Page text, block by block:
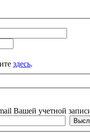
Нажмите здесь.
Вашей учетной